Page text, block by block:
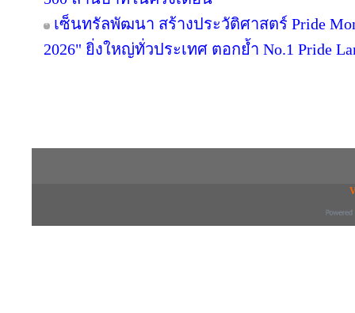
เซ็นทรัลพัฒนา สร้างประวัติศาสตร์ Pride
2026" ยิ่งใหญ่ทั่วประเทศ ตอกย้ำ No.1 Pride